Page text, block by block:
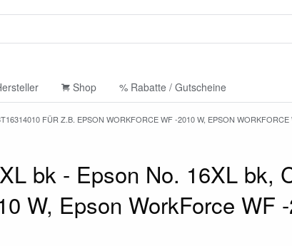
Shop % Rabatte / Gutscheine
FÜR Z.B. EPSON WORKFORCE WF -2010 W, EPSON WORKFORCE
bk - Epson No. 16XL bk,
W, Epson WorkForce WF